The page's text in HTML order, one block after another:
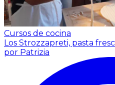
Cursos de cocina
Los Strozzapreti, pasta
por Patrizia